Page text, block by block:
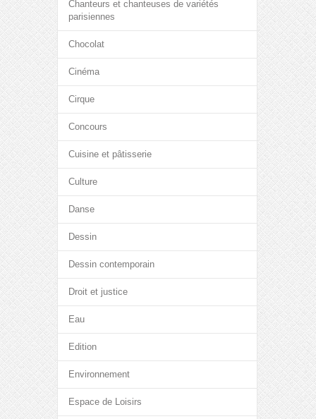
Chanteurs et chanteuses de variétés
parisiennes
Chocolat
Cinéma
Cirque
Concours
Cuisine et pâtisserie
Culture
Danse
Dessin
Dessin contemporain
Droit et justice
Eau
Edition
Environnement
Espace de Loisirs